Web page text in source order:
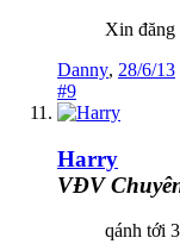
Xin đăng
Danny, 28/6/13
#9
Harry
VĐV
qánh tới